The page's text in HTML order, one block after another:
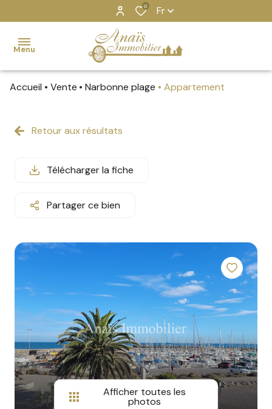
0 Fr
Menu
Ventes
MAISONS
APPARTEMENTS
IMMEUBLES
VENDUS
MAISONS
APPARTEMENTS
Locations
Nos
agences
GRUISSAN
REVEL
Avis
Google
Gruissan
Revel
Accueil Vente Narbonne plage Appartement
Retour aux résultats
Télécharger la fiche
Partager ce bien
Afficher toutes les
photos